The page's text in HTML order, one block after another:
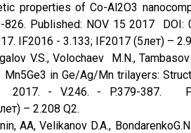
properties of Co-Al2O3
Published: NOV 15 2017 DOI:
IF2016 - 3.133; IF2017 (5лет) –
V.S., Volochaev M.N.,
in Ge/Ag/Mn trilayers:
- 2017. - V.246. - P.379-387.
– 2.208 Q2.
AA, Velikanov D.A.,